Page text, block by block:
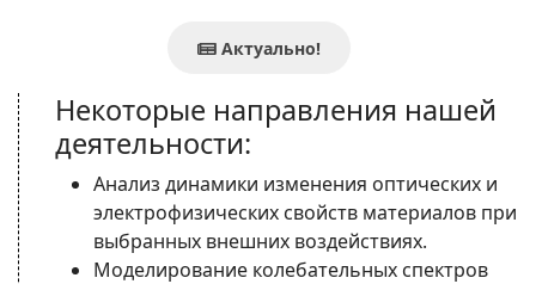
Актуально!
Некоторые направления нашей
деятельности:
Анализ динамики изменения оптических и
электрофизических свойств материалов при
выбранных внешних воздействиях.
Моделирование колебательных спектров